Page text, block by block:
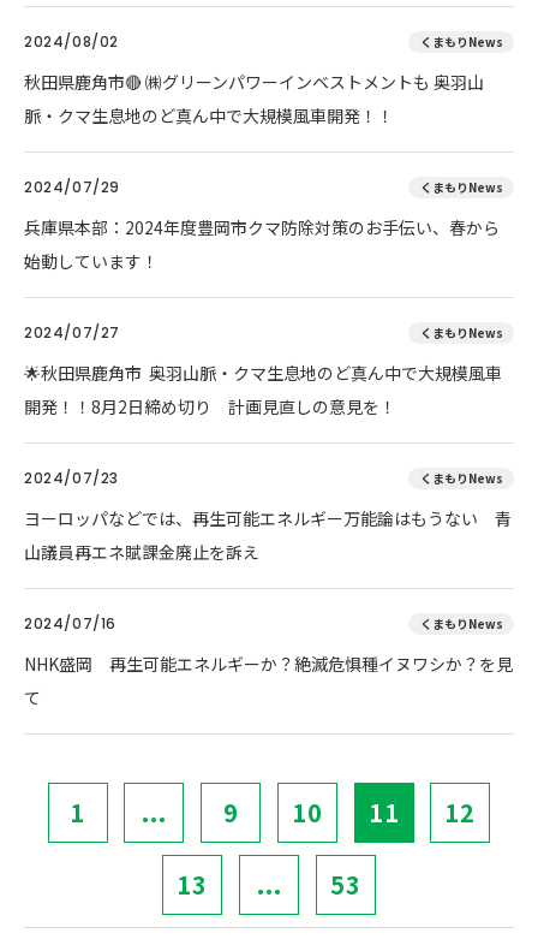
2024/08/02 くまもりNews
秋田県鹿角市🔴 ㈱グリーンパワーインベストメントも 奥羽山
脈・クマ生息地のど真ん中で大規模風車開発！！
2024/07/29 くまもりNews
兵庫県本部：2024年度豊岡市クマ防除対策のお手伝い、春から
始動しています！
2024/07/27 くまもりNews
🌟秋田県鹿角市 奥羽山脈・クマ生息地のど真ん中で大規模風車
開発！！8月2日締め切り 計画見直しの意見を！
2024/07/23 くまもりNews
ヨーロッパなどでは、再生可能エネルギー万能論はもうない 青
山議員再エネ賦課金廃止を訴え
2024/07/16 くまもりNews
NHK盛岡 再生可能エネルギーか？絶滅危惧種イヌワシか？を見
て
1 ... 9 10 11 12
13 ... 53